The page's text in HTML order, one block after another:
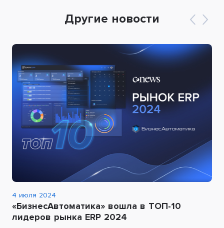
Другие новости
4 июля 2024
«БизнесАвтоматика» вошла в ТОП-10
лидеров рынка ERP 2024